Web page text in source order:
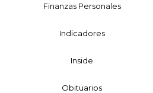
Finanzas Personales
Indicadores
Inside
Obituarios